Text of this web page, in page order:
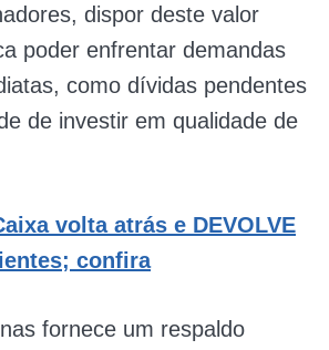
dispor deste valor
poder enfrentar demandas
como dívidas pendentes
de investir em qualidade de
volta atrás e DEVOLVE
confira
fornece um respaldo